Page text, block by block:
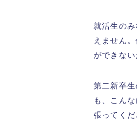
就活生の
えません
ができな
第二新卒
も、こん
張ってくだ